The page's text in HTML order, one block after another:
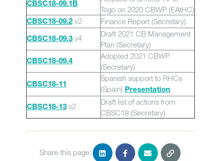
CBSC18-09.1B
Togo on 2020 CBWP (EAtHC)
CBSC18-09.2 v2 Finance Report (Secretary)
CBSC18-09.3 v4
Draft 2021 CB Management
Plan (Secretary)
CBSC18-09.4
Adopted 2021 CBWP
(Secretary)
CBSC18-11
Spanish support to RHCs
(Spain) Presentation
CBSC18-13 v2
Draft list of actions from
CBSC18 (Secretary)
Share this page: